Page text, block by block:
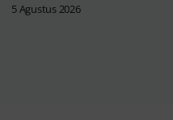
5 Agustus 2026